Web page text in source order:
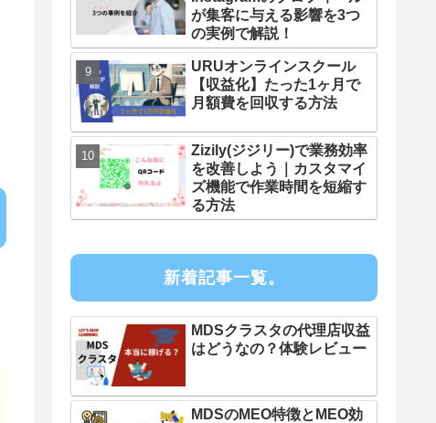
が集客に与える影響を3つ
の実例で解説！
URUオンラインスクール
【収益化】たった1ヶ月で
月額費を回収する方法
Zizily(ジジリー)で業務効率
を改善しよう｜カスタマイ
ズ機能で作業時間を短縮す
る方法
新着記事一覧。
MDSクラスタの代理店収益
はどうなの？体験レビュー
MDSのMEO特徴とMEO効